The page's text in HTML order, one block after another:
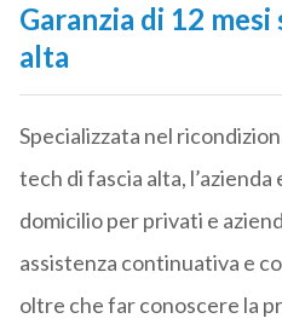
Garanzia di 12
alta
Specializzata nel
tech di fascia alta,
domicilio per privati e
assistenza continuativa e
oltre che far conoscere la